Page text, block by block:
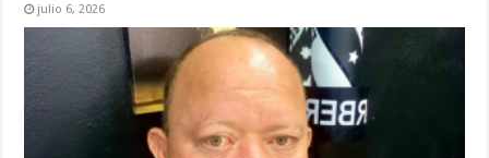
julio 6, 2026